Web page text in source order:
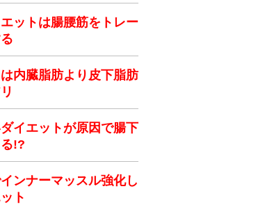
ットは腸腰筋をトレー
内臓脂肪より皮下脂肪
イエットが原因で腸下
!?
ンナーマッスル強化し
ト